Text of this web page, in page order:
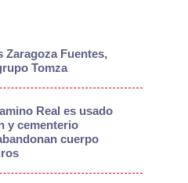
Zaragoza Fuentes,
Tomza
Real es usado
y cementerio
cuerpo